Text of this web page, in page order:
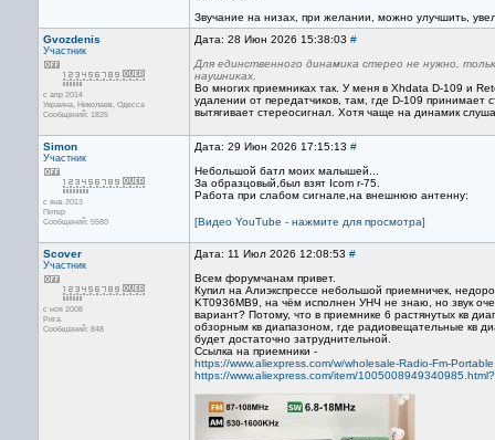
Звучание на низах, при желании, можно улучшить,
Gvozdenis
Участник
с апр 2014
Украина, Николаев, Одесса
Сообщений: 1825
Дата: 28 Июн 2026 15:38:03 #
Для единственного динамика стерео не нужно,
наушниках.
Во многих приемниках так. У меня в Xhdata D-109 и
удалении от передатчиков, там, где D-109 принимает
вытягивает стереосигнал. Хотя чаще на динамик
Simon
Участник
с янв 2013
Питер
Сообщений: 5580
Дата: 29 Июн 2026 17:15:13 #
Небольшой батл моих малышей...
За образцовый,был взят Icom r-75.
Работа при слабом сигнале,на внешнюю антенну:
[Видео YouTube - нажмите для просмотра]
Scover
Участник
с ноя 2008
Рига
Сообщений: 848
Дата: 11 Июл 2026 12:08:53 #
Всем форумчанам привет.
Купил на Алиэкспрессе небольшой приемничек,
KT0936MB9, на чём исполнен УНЧ не знаю, но звук
вариант? Потому, что в приемнике 6 растянутых кв
обзорным кв диапазоном, где радиовещательные кв
будет достаточно затруднительной.
Ссылка на приемники -
https://www.aliexpress.com/w/wholesale-Radio-Fm-
https://www.aliexpress.com/item/